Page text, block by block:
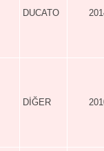
DUCATO
DİĞER